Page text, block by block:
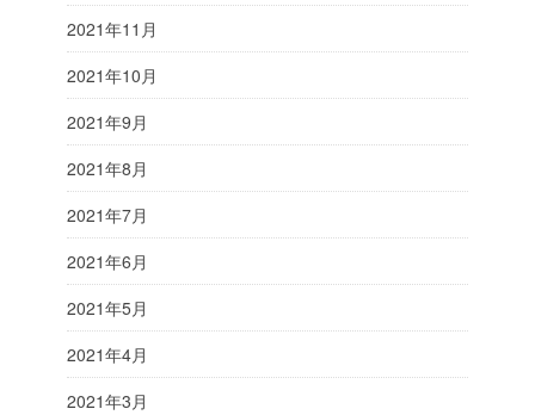
2021年11月
2021年10月
2021年9月
2021年8月
2021年7月
2021年6月
2021年5月
2021年4月
2021年3月